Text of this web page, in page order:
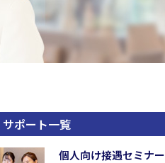
サポート一覧
個人向け接遇セミナー